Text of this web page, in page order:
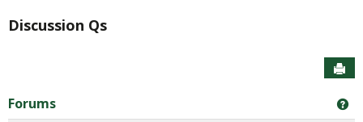
Discussion Qs
Forums